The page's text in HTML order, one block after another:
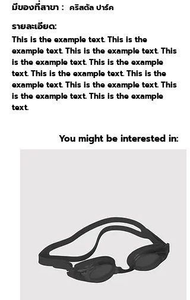
คริสตัล ปาร์ค
มีของที่สาขา :
รายละเอียด:
This is the example text. This is the
example text. This is the example text. This
is the example text. This is the example
text. This is the example text. This is the
example text. This is the example text. This
is the example text. This is the example
text.
You might be interested in: